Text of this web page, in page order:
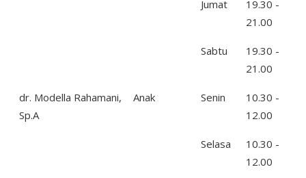
Jumat
19.30 -
21.00
Sabtu
19.30 -
21.00
dr. Modella Rahamani,
Sp.A
Anak Senin
10.30 -
12.00
Selasa
10.30 -
12.00